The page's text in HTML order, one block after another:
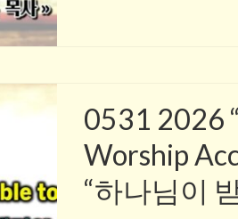
0531 2026
Worship
“하나님이